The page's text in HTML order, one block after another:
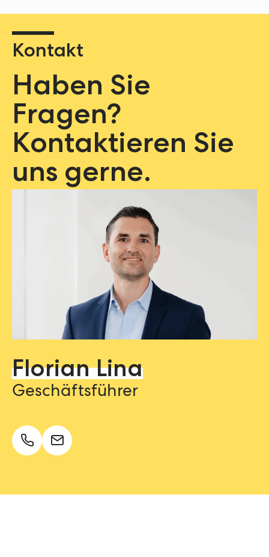
Kontakt
Haben Sie
Fragen?
Kontaktieren Sie
uns gerne.
Florian Lina
Geschäftsführer